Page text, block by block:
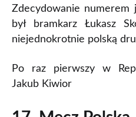
Zdecydowanie numerem
był bramkarz Łukasz
niejednokrotnie polską
Po raz pierwszy w
Jakub Kiwior